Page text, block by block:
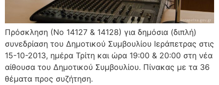
Πρόσκληση (Νο 14127 & 14128) για δημόσια (διπλή)
συνεδρίαση του Δημοτικού Συμβουλίου Ιεράπετρας στις
15-10-2013, ημέρα Τρίτη και ώρα 19:00 & 20:00 στη νέα
αίθουσα του Δημοτικού Συμβουλίου. Πίνακας με τα 36
θέματα προς συζήτηση.